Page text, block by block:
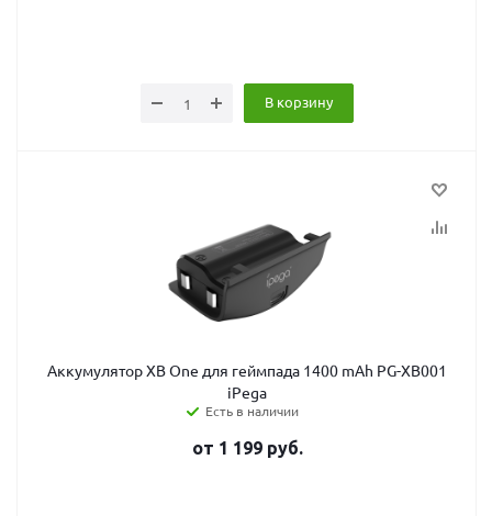
В корзину
Аккумулятор XB One для геймпада 1400 mAh PG-XB001
iPega
Есть в наличии
от 1 199руб.